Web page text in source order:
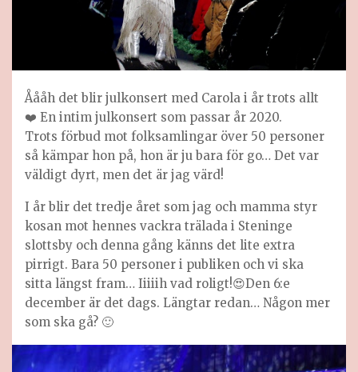
Åååh det blir julkonsert med Carola i år trots allt
❤️ En intim julkonsert som passar år 2020.
Trots förbud mot folksamlingar över 50 personer
så kämpar hon på, hon är ju bara för go… Det var
väldigt dyrt, men det är jag värd!
I år blir det tredje året som jag och mamma styr
kosan mot hennes vackra trälada i Steninge
slottsby och denna gång känns det lite extra
pirrigt. Bara 50 personer i publiken och vi ska
sitta längst fram… Iiiiih vad roligt!😍Den 6:e
december är det dags. Längtar redan… Någon mer
som ska gå? 🙂